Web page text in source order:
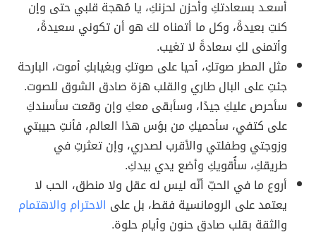
أُسعـد بسعادتكِ وأحزن لحزنكِ، يا مُهجة قلبي حتى وإن
كنتِ بعيدةً، وكل ما أتمناه لك هو أن تكوني سعيدةً،
وأتمنى لكِ سعادةً لا تغيب.
مثل المطر صوتكِ، أحيا على صوتكِ وبغيابكِ أموت، البارحة
جئتِ على البال طاري والقلب هزة صادق الشوق للصوت.
سأحرص عليكِ جيدًا، وسأبقى معكِ وإن وقعت سأسندكِ
على كتفي، سأحميكِ من بؤس هذا العالم، فأنتِ حبيبتي
وزوجتي وطفلتي والأقرب لصدري، وإن تعثرتِ في
طريقكِ، سأُقويكِ وأضع يدي بيدكِ.
أروع ما في الحبّ أنّه ليس له عقل ولا منطق، الحب لا
يعتمد على الرومانسية فقط، بل على الاحترام والاهتمام
والثقة بقلب صادق حنون وأيام حلوة.